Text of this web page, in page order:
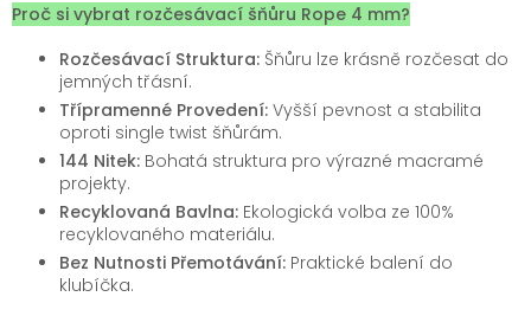
Proč si vybrat rozčesávací šňůru Rope 4 mm?
Rozčesávací Struktura: Šňůru lze krásně rozčesat do
jemných třásní.
Třípramenné Provedení: Vyšší pevnost a stabilita
oproti single twist šňůrám.
144 Nitek: Bohatá struktura pro výrazné macramé
projekty.
Recyklovaná Bavlna: Ekologická volba ze 100%
recyklovaného materiálu.
Bez Nutnosti Přemotávání: Praktické balení do
klubíčka.